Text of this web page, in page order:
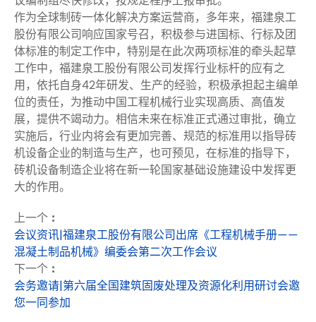
作为全球制砖一体化解决方案运营商，多年来，福建泉工
股份有限公司响应国家号召，积极参与进国标、行标及团
体标准的制定工作中，特别是在此次两项标准的牵头起草
工作中，福建泉工股份有限公司发挥行业标杆的应有之
用，依托自身42年研发、生产的经验，积极承担起主编单
位的责任，为推动中国工程机械行业实现高质、高值发
展，提供不竭动力。相信未来在标准正式通过审批，确立
实施后，行业内将会有更加完善、规范的标准用以指导砖
机设备企业的制造与生产，也可预见，在标准的指导下，
砖机设备制造企业将在新一轮国家基础设施建设中发挥更
大的作用。
上一个 :
会议资讯|福建泉工股份有限公司出席《工程机械手册——
混凝土制品机械》编委会第二次工作会议
下一个 :
会务邀请|第六届全国建筑固废处理及资源化利用研讨会邀
您一同参加